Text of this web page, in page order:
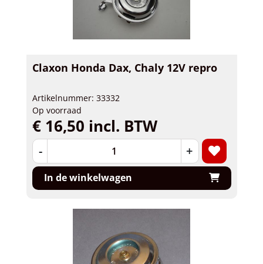
Claxon Honda Dax, Chaly 12V repro
Artikelnummer: 33332
Op voorraad
€ 16,50 incl. BTW
- +
In de winkelwagen